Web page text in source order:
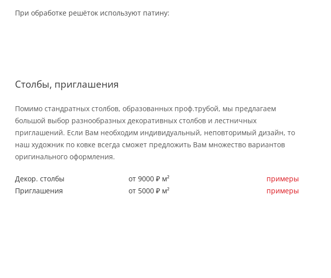
При обработке решёток используют патину:
Столбы, приглашения
Помимо стандратных столбов, образованных проф.трубой, мы предлагаем
большой выбор разнообразных декоративных столбов и лестничных
приглашений. Если Вам необходим индивидуальный, неповторимый дизайн, то
наш художник по ковке всегда сможет предложить Вам множество вариантов
оригинального оформления.
Декор. столбы от 9000 ₽ м²
примеры
Приглашения
от 5000 ₽ м² примеры